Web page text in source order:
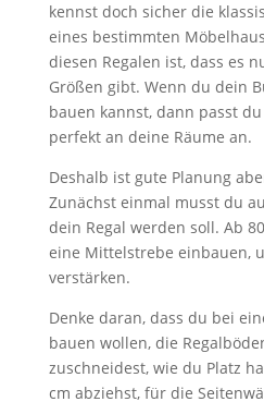
kennst doch sicher die
eines bestimmten
diesen Regalen ist, dass es
Größen gibt. Wenn du dein
bauen kannst, dann passt
perfekt an deine Räume an.
Deshalb ist gute Planung
Zunächst einmal musst du
dein Regal werden soll. Ab
eine Mittelstrebe einbauen,
verstärken.
Denke daran, dass du bei
bauen wollen, die
zuschneidest, wie du Platz
cm abziehst, für die